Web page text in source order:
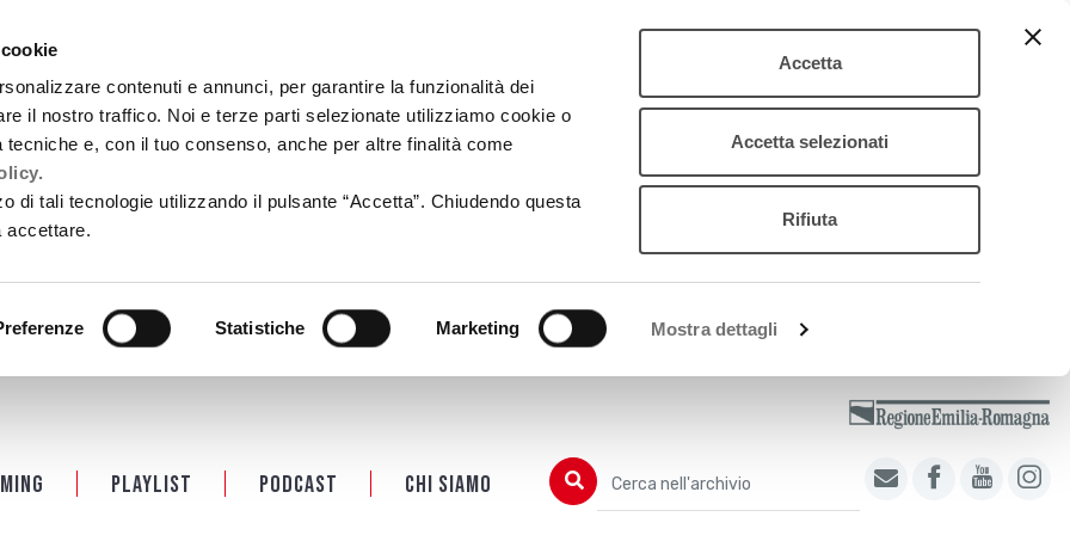
contenuti e annunci, per garantire la funzionalità dei
il nostro traffico. Noi e terze parti selezionate utilizziamo cookie o
e, con il tuo consenso, anche per altre finalità come
di tali tecnologie utilizzando il pulsante “Accetta”. Chiudendo questa
accettare.
Statistiche Marketing Mostra dettagli
Accetta
Accetta selezionati
Rifiuta
Playlist PODCAST Chi siamo Cerca
Cerca nell'archivio